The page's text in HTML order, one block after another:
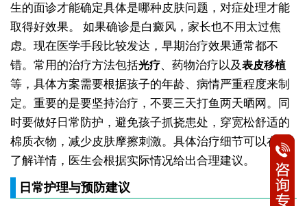
生的面诊才能确定具体是哪种皮肤问题，对症处理才能
取得好效果。
如果确诊是白癜风，家长也不用太过焦
虑。现在医学手段比较发达，早期治疗效果通常都不
错。常用的治疗方法包括光疗、药物治疗以及表皮移植
等，具体方案需要根据孩子的年龄、病情严重程度来制
定。重要的是要坚持治疗，不要三天打鱼两天晒网。同
时要做好日常防护，避免孩子抓挠患处，穿宽松舒适的
棉质衣物，减少皮肤摩擦刺激。具体治疗细节可以在线
了解详情，医生会根据实际情况给出合理建议。
日常护理与预防建议